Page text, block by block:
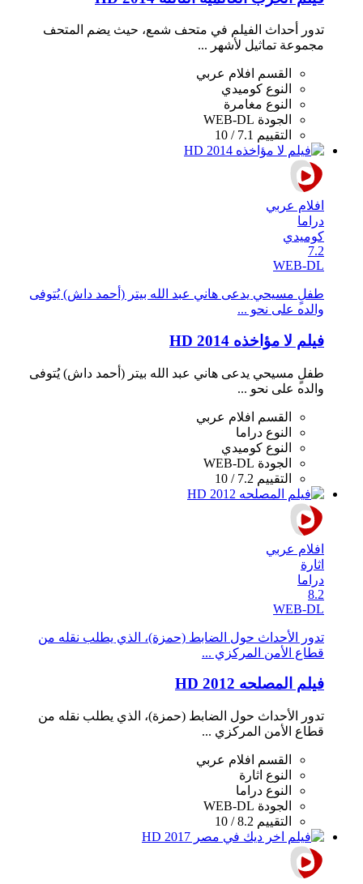
تدور أحداث الفيلم في متحف شمع، حيث يضم المتحف
مجموعة تماثيل لأشهر ...
القسم
افلام عربي
النوع كوميدي
النوع مغامرة
الجودة WEB-DL
التقييم 7.1 / 10
افلام عربي
دراما
كوميدي
7.2
WEB-DL
طفلٍ مسيحي يدعى هاني عبد الله بيتر (أحمد داش) يُتوفى
والده على نحو ...
فيلم لا مؤاخذه 2014 HD
طفلٍ مسيحي يدعى هاني عبد الله بيتر (أحمد داش) يُتوفى
والده على نحو ...
القسم
افلام عربي
النوع دراما
النوع كوميدي
الجودة WEB-DL
التقييم 7.2 / 10
افلام عربي
اثارة
دراما
8.2
WEB-DL
تدور الأحداث حول الضابط (حمزة)، الذي يطلب نقله من
قطاع الأمن المركزي ...
فيلم المصلحه 2012 HD
تدور الأحداث حول الضابط (حمزة)، الذي يطلب نقله من
قطاع الأمن المركزي ...
القسم
افلام عربي
النوع اثارة
النوع دراما
الجودة WEB-DL
التقييم 8.2 / 10